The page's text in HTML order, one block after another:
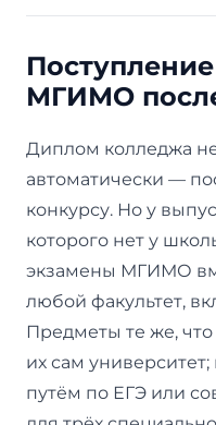
МГИМО
Диплом колледжа
автоматически —
конкурсу. Но у
которого нет у
экзамены МГИМО
любой факультет,
Предметы те же,
их сам
путём по ЕГЭ или